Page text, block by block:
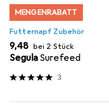
MENGENRABATT
Futternapf Zubehör
EUR
9,48 bei 2 Stück
Segula Surefeed
3